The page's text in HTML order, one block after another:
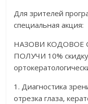
Для зрителей
специальная акция:
НАЗОВИ КОДОВОЕ
ПОЛУЧИ 10%
1. Диагностика
отрезка глаза,